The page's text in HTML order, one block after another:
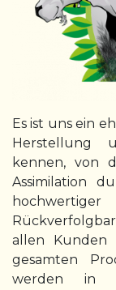
Es ist uns ein
Herstellung
kennen, von
Assimilation
allen Kunden
gesamten
werden in